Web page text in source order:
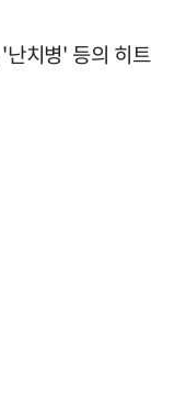
치병' 등의 히트